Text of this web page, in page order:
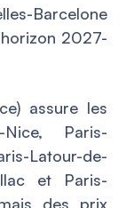
Barcelone
2027-
assure les
Paris-
Latour-de-
et Paris-
des prix